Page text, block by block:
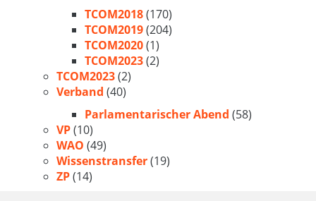
TCOM2018(170)
TCOM2019(204)
TCOM2020(1)
TCOM2023(2)
TCOM2023(2)
Verband (40)
Parlamentarischer Abend (58)
VP(10)
WAO (49)
Wissenstransfer(19)
ZP(14)